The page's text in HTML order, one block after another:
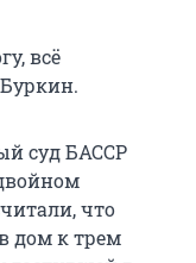
всё
суд БАССР
что
дом к трем